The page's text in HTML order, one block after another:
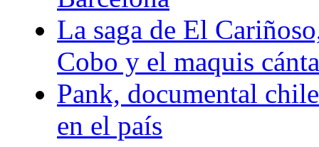
La saga de El
Cobo y el maquis
Pank, documental
en el país